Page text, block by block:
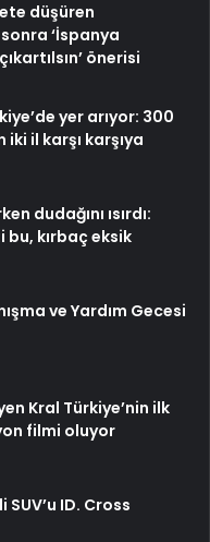
düşüren
‘İspanya
önerisi
yer arıyor: 300
il karşı karşıya
dudağını ısırdı:
bu, kırbaç eksik
ve Yardım Gecesi
Kral Türkiye’nin ilk
filmi oluyor
ID. Cross